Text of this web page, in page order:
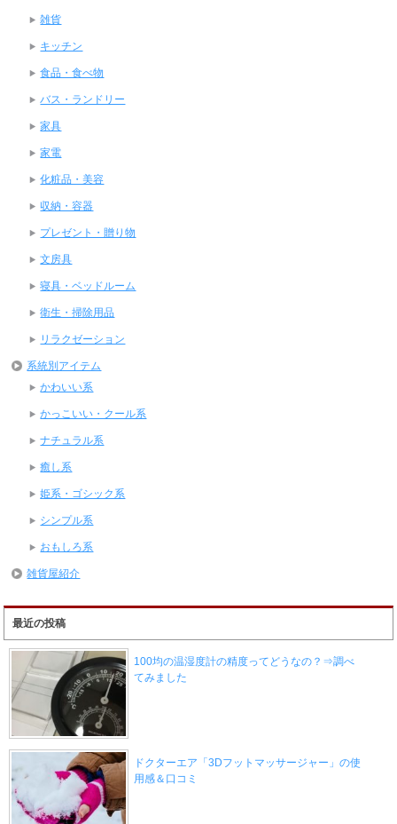
雑貨
キッチン
食品・食べ物
バス・ランドリー
家具
家電
化粧品・美容
収納・容器
プレゼント・贈り物
文房具
寝具・ベッドルーム
衛生・掃除用品
リラクゼーション
系統別アイテム
かわいい系
かっこいい・クール系
ナチュラル系
癒し系
姫系・ゴシック系
シンプル系
おもしろ系
雑貨屋紹介
最近の投稿
100均の温湿度計の精度ってどうなの？⇒調べ
てみました
ドクターエア「3Dフットマッサージャー」の使
用感＆口コミ